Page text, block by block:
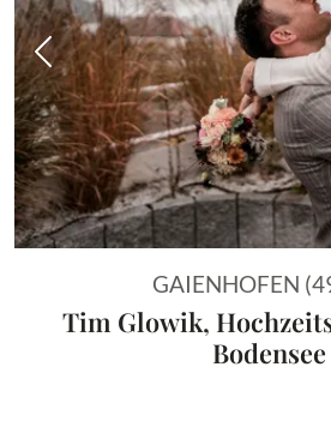
Vorheriges Bild
GAIENHOFEN
Tim Glowik,
Bodensee